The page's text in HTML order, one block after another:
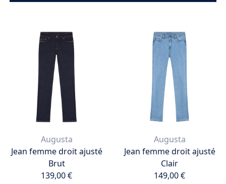
Augusta
Jean femme droit ajusté
Brut
139,00 €
Augusta
Jean femme droit ajusté
Clair
149,00 €